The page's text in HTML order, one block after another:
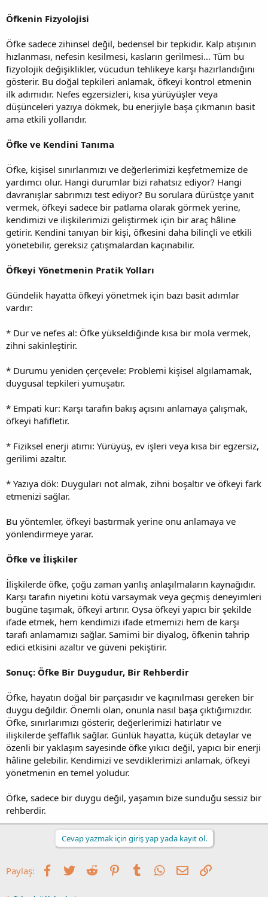
Öfkenin Fizyolojisi
Öfke sadece zihinsel değil, bedensel bir tepkidir. Kalp atışının
hızlanması, nefesin kesilmesi, kasların gerilmesi… Tüm bu
fizyolojik değişiklikler, vücudun tehlikeye karşı hazırlandığını
gösterir. Bu doğal tepkileri anlamak, öfkeyi kontrol etmenin
ilk adımıdır. Nefes egzersizleri, kısa yürüyüşler veya
düşünceleri yazıya dökmek, bu enerjiyle başa çıkmanın basit
ama etkili yollarıdır.
Öfke ve Kendini Tanıma
Öfke, kişisel sınırlarımızı ve değerlerimizi keşfetmemize de
yardımcı olur. Hangi durumlar bizi rahatsız ediyor? Hangi
davranışlar sabrımızı test ediyor? Bu sorulara dürüstçe yanıt
vermek, öfkeyi sadece bir patlama olarak görmek yerine,
kendimizi ve ilişkilerimizi geliştirmek için bir araç hâline
getirir. Kendini tanıyan bir kişi, öfkesini daha bilinçli ve etkili
yönetebilir, gereksiz çatışmalardan kaçınabilir.
Öfkeyi Yönetmenin Pratik Yolları
Gündelik hayatta öfkeyi yönetmek için bazı basit adımlar
vardır:
* Dur ve nefes al: Öfke yükseldiğinde kısa bir mola vermek,
zihni sakinleştirir.
* Durumu yeniden çerçevele: Problemi kişisel algılamamak,
duygusal tepkileri yumuşatır.
* Empati kur: Karşı tarafın bakış açısını anlamaya çalışmak,
öfkeyi hafifletir.
* Fiziksel enerji atımı: Yürüyüş, ev işleri veya kısa bir egzersiz,
gerilimi azaltır.
* Yazıya dök: Duyguları not almak, zihni boşaltır ve öfkeyi fark
etmenizi sağlar.
Bu yöntemler, öfkeyi bastırmak yerine onu anlamaya ve
yönlendirmeye yarar.
Öfke ve İlişkiler
İlişkilerde öfke, çoğu zaman yanlış anlaşılmaların kaynağıdır.
Karşı tarafın niyetini kötü varsaymak veya geçmiş deneyimleri
bugüne taşımak, öfkeyi artırır. Oysa öfkeyi yapıcı bir şekilde
ifade etmek, hem kendimizi ifade etmemizi hem de karşı
tarafı anlamamızı sağlar. Samimi bir diyalog, öfkenin tahrip
edici etkisini azaltır ve güveni pekiştirir.
Sonuç: Öfke Bir Duygudur, Bir Rehberdir
Öfke, hayatın doğal bir parçasıdır ve kaçınılması gereken bir
duygu değildir. Önemli olan, onunla nasıl başa çıktığımızdır.
Öfke, sınırlarımızı gösterir, değerlerimizi hatırlatır ve
ilişkilerde şeffaflık sağlar. Günlük hayatta, küçük detaylar ve
özenli bir yaklaşım sayesinde öfke yıkıcı değil, yapıcı bir enerji
hâline gelebilir. Kendimizi ve sevdiklerimizi anlamak, öfkeyi
yönetmenin en temel yoludur.
Öfke, sadece bir duygu değil, yaşamın bize sunduğu sessiz bir
rehberdir.
Cevap yazmak için giriş yap yada kayıt ol.
Paylaş: Facebook
TwitterReddit PinterestTumblrWhatsApp
E-postaLink